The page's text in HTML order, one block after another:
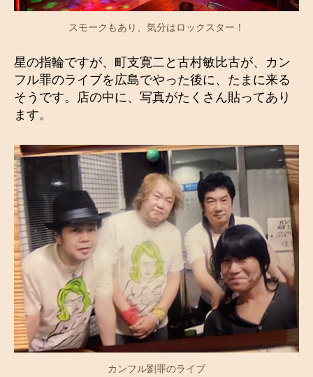
スモークもあり、気分はロックスター！
星の指輪ですが、町支寛二と古村敏比古が、カン
フル罪のライブを広島でやった後に、たまに来る
そうです。店の中に、写真がたくさん貼ってあり
ます。
カンフル劉罪のライブ